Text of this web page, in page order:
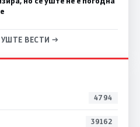
ВЕСТИ →
4794
39162